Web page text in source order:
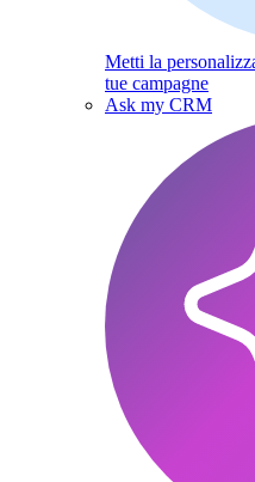
Metti la
tue campagne
Ask my CRM